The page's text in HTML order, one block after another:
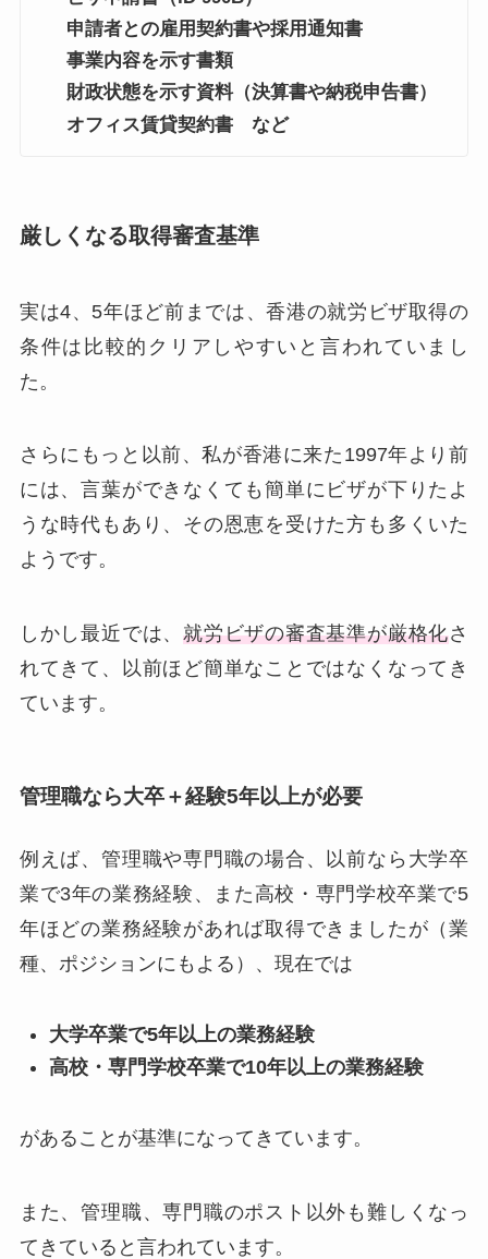
申請者との雇用契約書や採用通知書
事業内容を示す書類
財政状態を示す資料（決算書や納税申告書）
オフィス賃貸契約書 など
厳しくなる取得審査基準
実は4、5年ほど前までは、香港の就労ビザ取得の
条件は比較的クリアしやすいと言われていまし
た。
さらにもっと以前、私が香港に来た1997年より前
には、言葉ができなくても簡単にビザが下りたよ
うな時代もあり、その恩恵を受けた方も多くいた
ようです。
しかし最近では、就労ビザの審査基準が厳格化さ
れてきて、以前ほど簡単なことではなくなってき
ています。
管理職なら大卒＋経験5年以上が必要
例えば、管理職や専門職の場合、以前なら大学卒
業で3年の業務経験、また高校・専門学校卒業で5
年ほどの業務経験があれば取得できましたが（業
種、ポジションにもよる）、現在では
大学卒業で5年以上の業務経験
高校・専門学校卒業で10年以上の業務経験
があることが基準になってきています。
また、管理職、専門職のポスト以外も難しくなっ
てきていると言われています。